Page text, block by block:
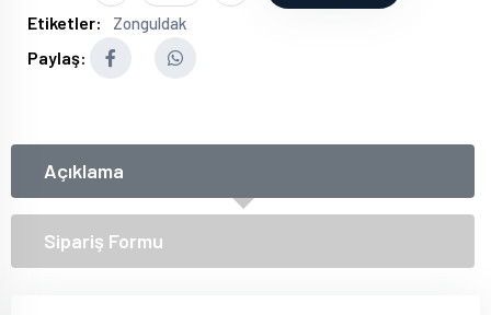
Etiketler: Zonguldak
Paylaş:
Açıklama
Sipariş Formu